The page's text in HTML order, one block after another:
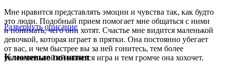
Мне нравится представлять эмоции и чувства так, как будто
это люди. Подобный прием помогает мне общаться с ними
и понимать, чего они хотят. Счастье мне видится маленькой
девочкой, которая играет в прятки. Она постоянно убегает
от вас, и чем быстрее вы за ней гонитесь, тем более
увлекательной ей кажется игра и тем громче она хохочет.
Развернуть описание
Ключевые понятия